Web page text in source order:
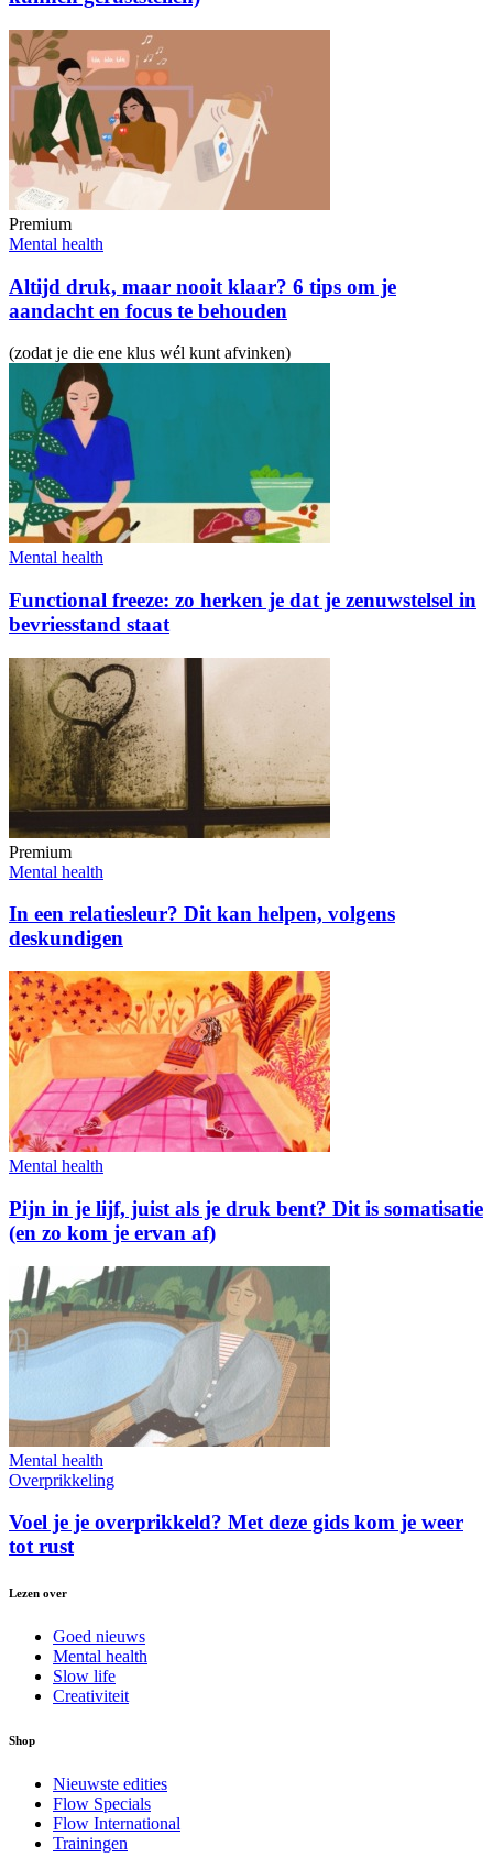
Premium
Mental health
Altijd druk, maar nooit klaar? 6 tips om je
aandacht en focus te behouden
(zodat je die ene klus wél kunt afvinken)
Mental health
Functional freeze: zo herken je dat je zenuwstelsel in
bevriesstand staat
Premium
Mental health
In een relatiesleur? Dit kan helpen, volgens
deskundigen
Mental health
Pijn in je lijf, juist als je druk bent? Dit is somatisatie
(en zo kom je ervan af)
Mental health
Overprikkeling
Voel je je overprikkeld? Met deze gids kom je weer
tot rust
Lezen over
Goed nieuws
Mental health
Slow life
Creativiteit
Shop
Nieuwste edities
Flow Specials
Flow International
Trainingen